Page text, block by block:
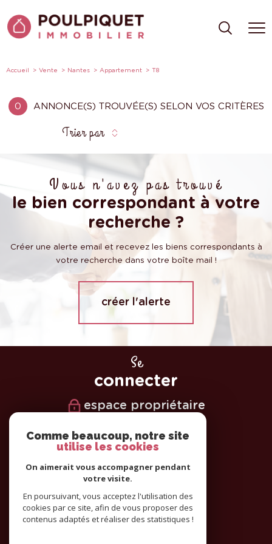
Accueil Vente Nantes Appartement T8
0 ANNONCE(S) TROUVÉE(S) SELON VOS CRITÈRES
Trier par
Vous n'avez pas trouvé
le bien correspondant à votre
recherche ?
Créer une alerte email et recevez les biens correspondants à
votre recherche dans votre boîte mail !
créer l'alerte
Se
connecter
espace propriétaire
Nous
suivre
Nous
Comme beaucoup, notre site
utilise les cookies
On aimerait vous accompagner pendant
votre visite.
En poursuivant, vous acceptez l'utilisation des
cookies par ce site, afin de vous proposer des
contenus adaptés et réaliser des statistiques !